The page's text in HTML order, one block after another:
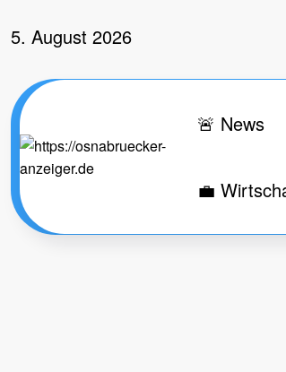
Inhalt
5. August 2026
🚨 News
💼